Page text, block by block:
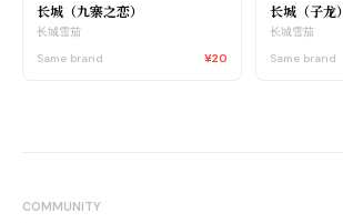
长城（九寨之恋）
长城雪茄
Same brand
¥20
长城（子龙）
长城雪茄
Same brand
COMMUNITY